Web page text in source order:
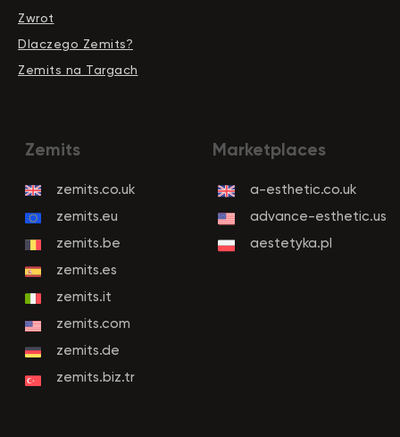
Zwrot
Dlaczego Zemits?
Zemits na Targach